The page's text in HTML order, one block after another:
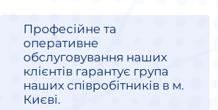
Професійне та
оперативне
обслуговування наших
клієнтів гарантує група
наших співробітників в м.
Києві.